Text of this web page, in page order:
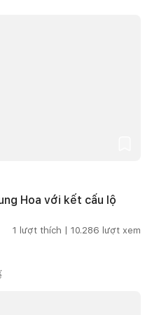
Hoa với kết cấu lộ
1 lượt thích | 10.286 lượt xem